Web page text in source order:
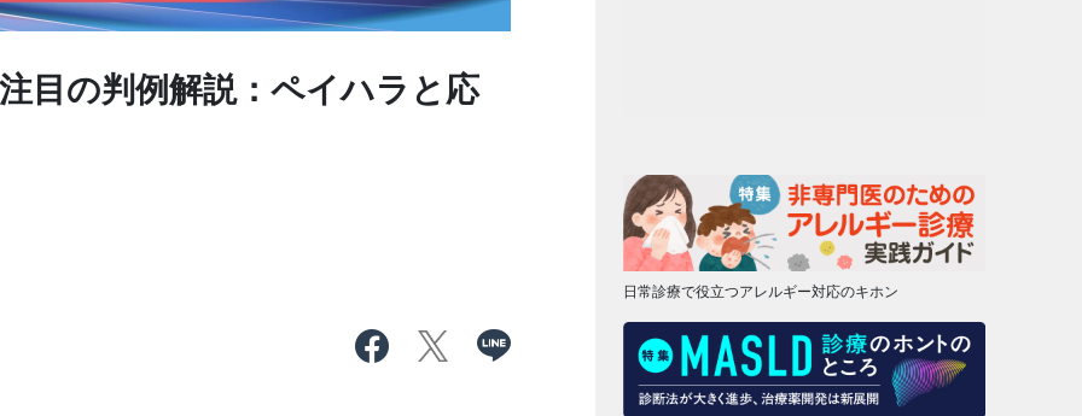
目の判例解説：ペイハラと応
日常診療で役立つアレルギー対応のキホン